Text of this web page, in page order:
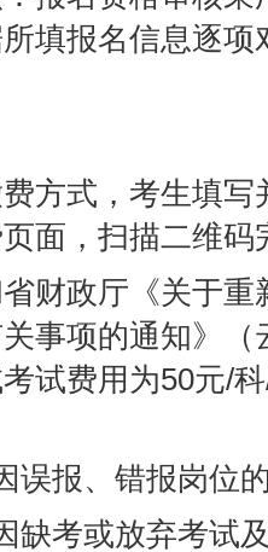
填报名信息逐
方式，考生填
面，扫描二维码
财政厅《关于
事项的通知》
试费用为50元/
误报、错报岗位
缺考或放弃考试